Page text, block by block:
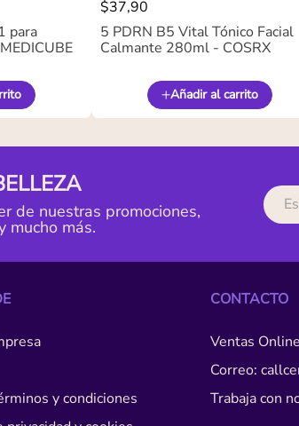
para
$37,90
5 PDRN B5 Vital Tónico Facial
Calmante 280ml - COSRX
Añadir al carrito
de nuestras promociones,
mucho más.
y condiciones
CONTACTO
Ventas
Correo:
Trabaja con